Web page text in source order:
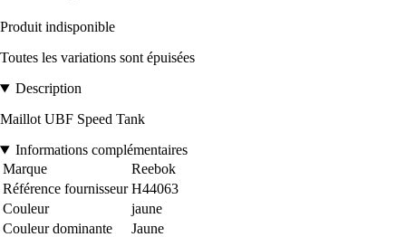
Produit indisponible
Toutes les variations sont épuisées
Description
Maillot UBF Speed Tank
Informations complémentaires
Marque
Reebok
Référence fournisseur H44063
Couleur
jaune
Couleur dominante
Jaune